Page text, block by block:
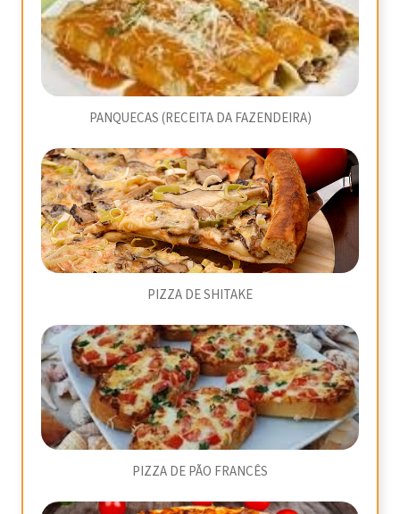
PANQUECAS (RECEITA DA FAZENDEIRA)
PIZZA DE SHITAKE
PIZZA DE PÃO FRANCÊS